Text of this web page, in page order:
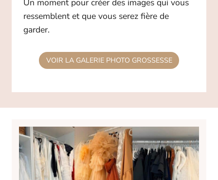
Un moment pour créer des images qui vous
ressemblent et que vous serez fière de
garder.
VOIR LA GALERIE PHOTO GROSSESSE